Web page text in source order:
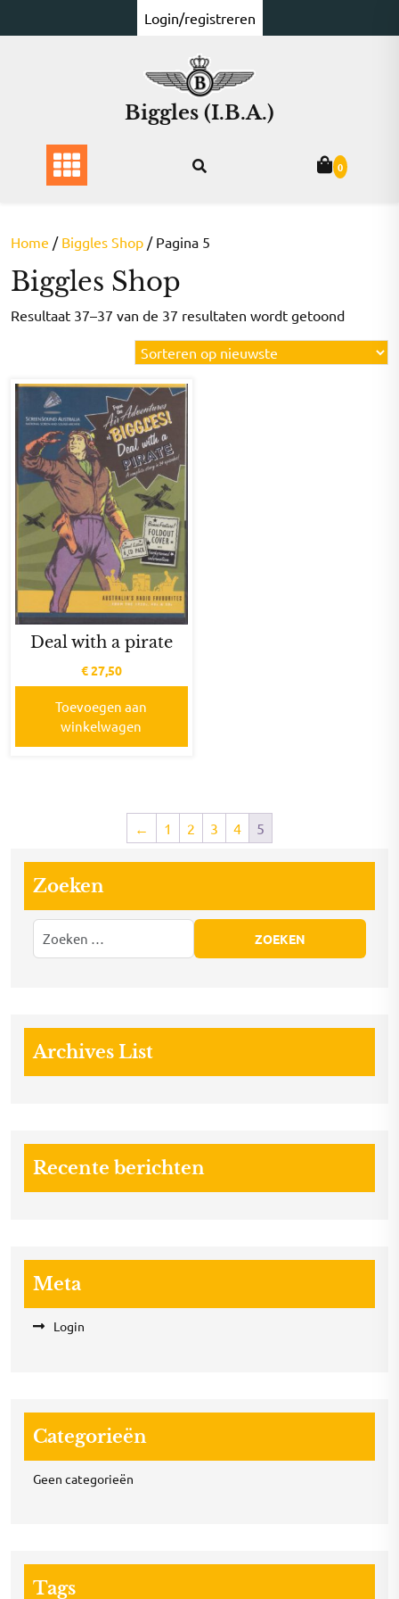
naar
Login/registreren
Biggles (I.B.A.)
0
Home / Biggles Shop / Pagina 5
Biggles Shop
Resultaat 37–37 van de 37 resultaten wordt getoond
op
Deal with a pirate
€27,50
Toevoegen aan
winkelwagen
← 1 2 3 4 5
Zoeken
Archives List
Recente berichten
Meta
Login
Categorieën
Geen categorieën
Tags